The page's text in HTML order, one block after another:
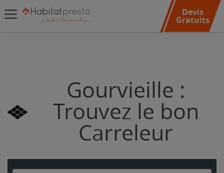
Devis
Gratuits
Gourvieille :
Trouvez le bon
Carreleur